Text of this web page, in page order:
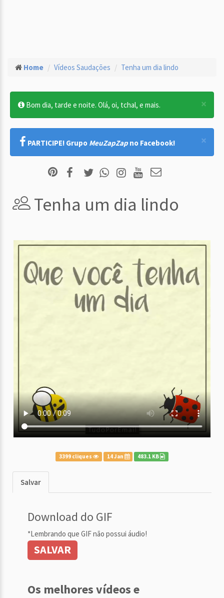
Home Vídeos Saudações Tenha um dia lindo
×
Bom dia, tarde e noite. Olá, oi, tchal, e mais.
×
PARTICIPE! Grupo MeuZapZap no Facebook!
Tenha um dia lindo
3399 cliques 14 Jan 483.1 KB
Salvar
Download do GIF
*Lembrando que GIF não possui áudio!
SALVAR
Os melhores vídeos e